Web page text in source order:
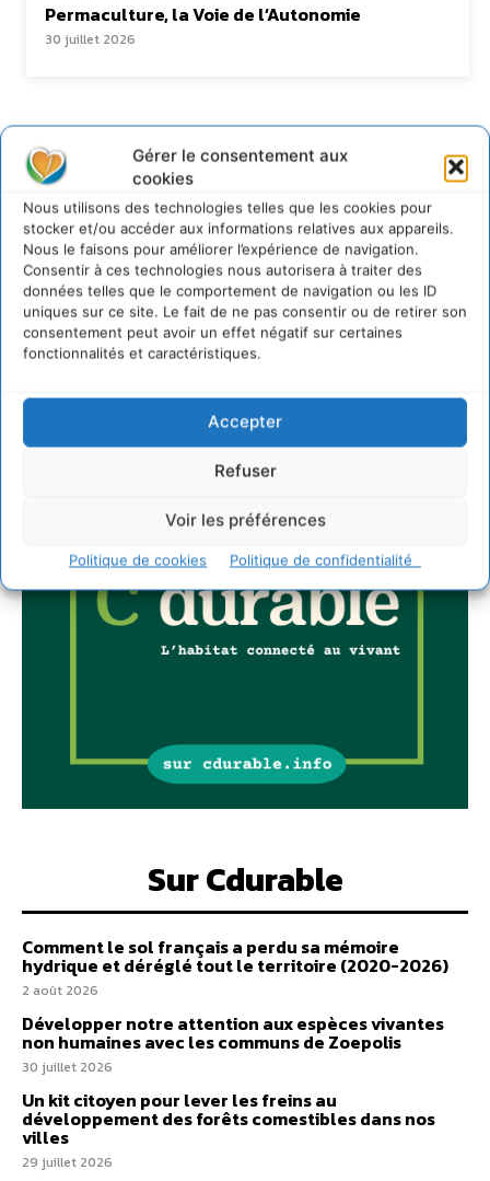
Gérer le consentement aux
cookies
Nous utilisons des technologies telles que les cookies pour
stocker et/ou accéder aux informations relatives aux appareils.
Nous le faisons pour améliorer l’expérience de navigation.
Consentir à ces technologies nous autorisera à traiter des
données telles que le comportement de navigation ou les ID
uniques sur ce site. Le fait de ne pas consentir ou de retirer son
consentement peut avoir un effet négatif sur certaines
fonctionnalités et caractéristiques.
Accepter
Refuser
Voir les préférences
Politique de cookies Politique de confidentialité
Permaculture, la Voie de l’Autonomie
30 juillet 2026
Newsletter
JE M'ABONNE
Sur Cdurable
Comment le sol français a perdu sa mémoire
hydrique et déréglé tout le territoire (2020-2026)
2 août 2026
Développer notre attention aux espèces vivantes
non humaines avec les communs de Zoepolis
30 juillet 2026
Un kit citoyen pour lever les freins au
développement des forêts comestibles dans nos
villes
29 juillet 2026